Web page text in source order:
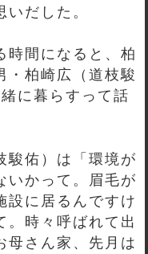
だした。
時間になると、柏
・柏崎広（道枝駿
に暮らすって話
駿佑）は「環境が
いかって。眉毛が
設に居るんですけ
。時々呼ばれて出
母さん家、先月は